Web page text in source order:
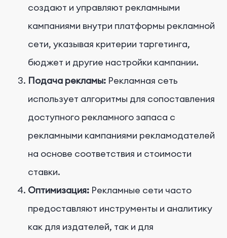
создают и управляют рекламными
кампаниями внутри платформы рекламной
сети, указывая критерии таргетинга,
бюджет и другие настройки кампании.
Подача рекламы: Рекламная сеть
использует алгоритмы для сопоставления
доступного рекламного запаса с
рекламными кампаниями рекламодателей
на основе соответствия и стоимости
ставки.
Оптимизация: Рекламные сети часто
предоставляют инструменты и аналитику
как для издателей, так и для